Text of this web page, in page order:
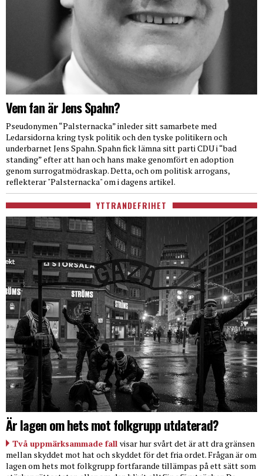
Vem fan är Jens Spahn?
Pseudonymen “Palsternacka” inleder sitt samarbete med
Ledarsidorna kring tysk politik och den tyske politikern och
underbarnet Jens Spahn. Spahn fick lämna sitt parti CDU i “bad
standing” efter att han och hans make genomfört en adoption
genom surrogatmödraskap. Detta, och om politisk arrogans,
reflekterar "Palsternacka" om i dagens artikel.
YTTRANDEFRIHET
Är lagen om hets mot folkgrupp utdaterad?
Två uppmärksammade fall visar hur svårt det är att dra gränsen
mellan skyddet mot hat och skyddet för det fria ordet. Frågan är om
lagen om hets mot folkgrupp fortfarande tillämpas på ett sätt som